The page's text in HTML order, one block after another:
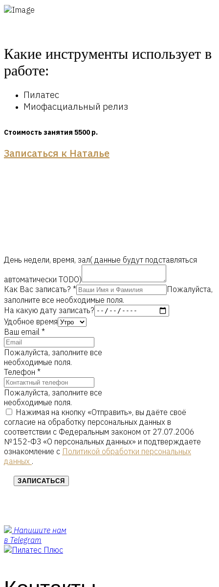
Какие инструменты использует в
работе:
Пилатес
Миофасциальный релиз
Стоимость занятия 5500 р.
Записаться к Наталье
День недели, время, зал( данные будут подставляться
автоматически TODO)
Как Вас записать? *
Пожалуйста,
заполните все необходимые поля.
На какую дату записать?
Удобное время
Ваш email *
Пожалуйста, заполните все
необходимые поля.
Телефон *
Пожалуйста, заполните все
необходимые поля.
Нажимая на кнопку «Отправить», вы даёте своё
согласие на обработку персональных данных в
соответствии с Федеральным законом от 27.07.2006
№ 152-ФЗ «О персональных данных» и подтверждаете
ознакомление с Политикой обработки персональных
данных .
ЗАПИСАТЬСЯ
Напишите нам
в Telegram